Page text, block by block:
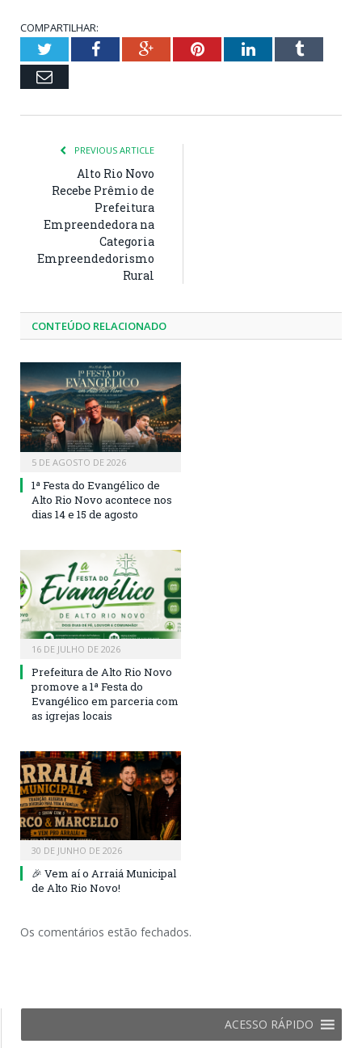
COMPARTILHAR:
TwitterFacebookGoogle+PinterestLinkedInTumblr
Email
PREVIOUS ARTICLE
Alto Rio Novo
Recebe Prêmio de
Prefeitura
Empreendedora na
Categoria
Empreendedorismo
Rural
CONTEÚDO RELACIONADO
5 DE AGOSTO DE 2026
1ª Festa do Evangélico de
Alto Rio Novo acontece nos
dias 14 e 15 de agosto
16 DE JULHO DE 2026
Prefeitura de Alto Rio Novo
promove a 1ª Festa do
Evangélico em parceria com
as igrejas locais
30 DE JUNHO DE 2026
🎉 Vem aí o Arraiá Municipal
de Alto Rio Novo!
Os comentários estão fechados.
ACESSO RÁPIDO